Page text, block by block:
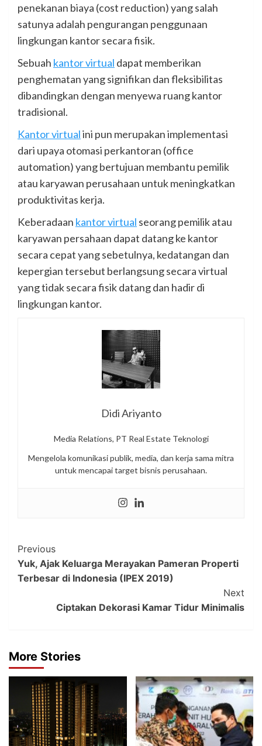
penekanan biaya (cost reduction) yang salah
satunya adalah pengurangan penggunaan
lingkungan kantor secara fisik.
Sebuah kantor virtual dapat memberikan
penghematan yang signifikan dan fleksibilitas
dibandingkan dengan menyewa ruang kantor
tradisional.
Kantor virtualini pun merupakan implementasi
dari upaya otomasi perkantoran (office
automation) yang bertujuan membantu pemilik
atau karyawan perusahaan untuk meningkatkan
produktivitas kerja.
Keberadaan kantor virtual seorang pemilik atau
karyawan persahaan dapat datang ke kantor
secara cepat yang sebetulnya, kedatangan dan
kepergian tersebut berlangsung secara virtual
yang tidak secara fisik datang dan hadir di
lingkungan kantor.
Didi Ariyanto
Media Relations, PT Real Estate Teknologi
Mengelola komunikasi publik, media, dan kerja sama mitra
untuk mencapai target bisnis perusahaan.
Post
Navigation
Previous
Yuk, Ajak Keluarga Merayakan Pameran Properti
Terbesar di Indonesia (IPEX 2019)
Next
Ciptakan Dekorasi Kamar Tidur Minimalis
More Stories